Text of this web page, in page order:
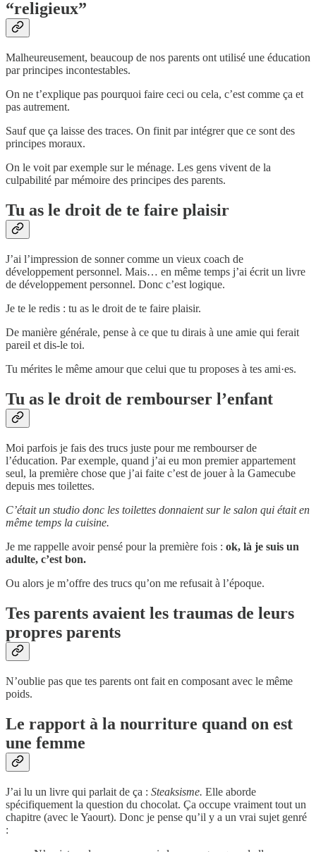
“religieux”
Malheureusement, beaucoup de nos parents ont utilisé une éducation
par principes incontestables.
On ne t’explique pas pourquoi faire ceci ou cela, c’est comme ça et
pas autrement.
Sauf que ça laisse des traces. On finit par intégrer que ce sont des
principes moraux.
On le voit par exemple sur le ménage. Les gens vivent de la
culpabilité par mémoire des principes des parents.
Tu as le droit de te faire plaisir
J’ai l’impression de sonner comme un vieux coach de
développement personnel. Mais… en même temps j’ai écrit un livre
de développement personnel. Donc c’est logique.
Je te le redis : tu as le droit de te faire plaisir.
De manière générale, pense à ce que tu dirais à une amie qui ferait
pareil et dis-le toi.
Tu mérites le même amour que celui que tu proposes à tes ami·es.
Tu as le droit de rembourser l’enfant
Moi parfois je fais des trucs juste pour me rembourser de
l’éducation. Par exemple, quand j’ai eu mon premier appartement
seul, la première chose que j’ai faite c’est de jouer à la Gamecube
depuis mes toilettes.
C’était un studio donc les toilettes donnaient sur le salon qui était en
même temps la cuisine.
Je me rappelle avoir pensé pour la première fois : ok, là je suis un
adulte, c’est bon.
Ou alors je m’offre des trucs qu’on me refusait à l’époque.
Tes parents avaient les traumas de leurs
propres parents
N’oublie pas que tes parents ont fait en composant avec le même
poids.
Le rapport à la nourriture quand on est
une femme
J’ai lu un livre qui parlait de ça : Steaksisme. Elle aborde
spécifiquement la question du chocolat. Ça occupe vraiment tout un
chapitre (avec le Yaourt). Donc je pense qu’il y a un vrai sujet genré
: